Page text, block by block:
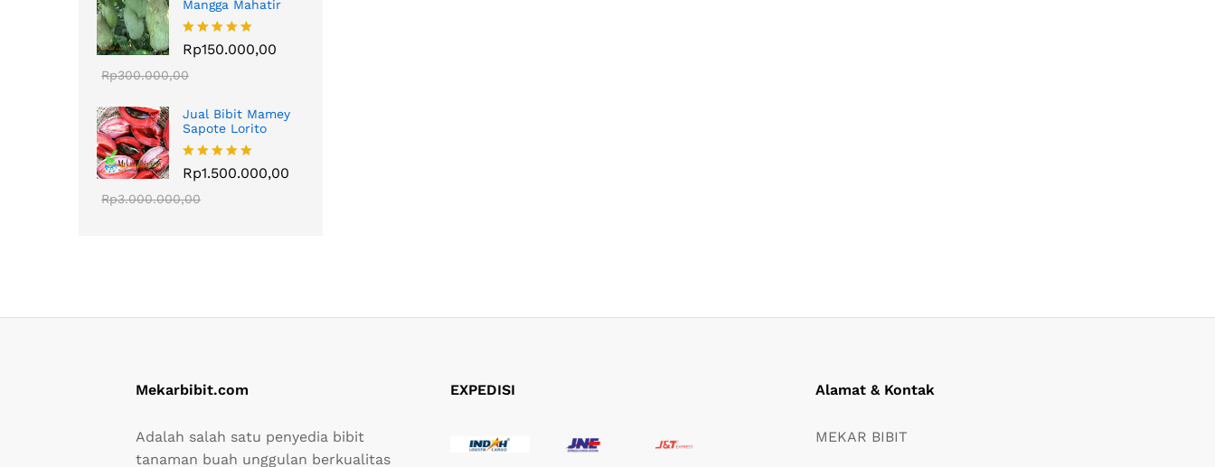
Mangga Mahatir
Dinilai 5.00
dari 5
Rp150.000,00
Rp300.000,00
Jual Bibit Mamey
Sapote Lorito
Dinilai5.00
dari 5
Rp1.500.000,00
Rp3.000.000,00
Mekarbibit.com
Adalah salah satu penyedia bibit
tanaman buah unggulan berkualitas
EXPEDISI Alamat & Kontak
MEKAR BIBIT